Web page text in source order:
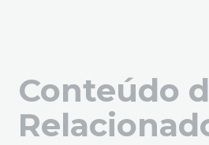
Conteúdo